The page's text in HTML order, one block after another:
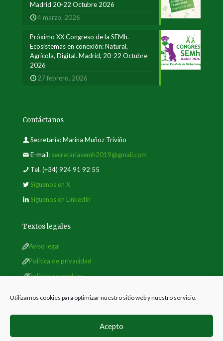
Utilizamos cookies para optimizar nuestro sitio web y nuestro servicio.
Acepto
Madrid 20-22 Octubre 2026
4 marzo, 2026
Próximo XX Congreso de la SEMh.
Ecosistemas en conexión: Natural,
Agrícola, Digital. Madrid, 20-22 Octubre
2026
27 febrero, 2026
Contáctanos
Secretaría: Marina Muñoz Triviño
E-mail: secretariasemh2019@gmail.com
Tel. (+34) 924 91 92 55
Síguenos en X
Síguenos en LinkedIn
Textos legales
Aviso legal
Política de privacidad
Política de cookies